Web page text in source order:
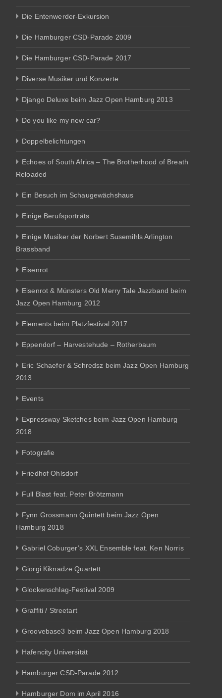
Die Entenwerder-Exkursion
Die Hamburger CSD-Parade 2009
Die Hamburger CSD-Parade 2017
Diverse Musiker und Konzerte
Django Deluxe beim Jazz Open Hamburg 2013
Do you like my new car?
Doppelbelichtungen
Echoes of South Africa – The Brotherhood of Breath
Reloaded
Ein Besuch im Schaugewächshaus
Einige Berufsporträts
Einige Musiker der Norbert Susemihls Arlington
Brassband
Eisenrot
Eisenrot & Münsters Old Merry Tale Jazzband beim
Jazz Open Hamburg 2012
Elements beim Platzfestival 2017
Eppendorf – Harvestehude – Rotherbaum
Eric Schaefer & Schredsz beim Jazz Open Hamburg
2013
Events
Expressway Sketches beim Jazz Open Hamburg
2018
Fotografie
Friedhof Ohlsdorf
Full Blast feat. Peter Brötzmann
Fynn Grossmann Quintett beim Jazz Open
Hamburg 2018
Gabriel Coburger’s XXL Ensemble feat. Ken Norris
Giorgi Kiknadze Quartett
Glockenschlag-Festival 2009
Graffiti / Streetart
Groovebase3 beim Jazz Open Hamburg 2018
Hafencity Universität
Hamburger CSD-Parade 2012
Hamburger Dom im April 2016